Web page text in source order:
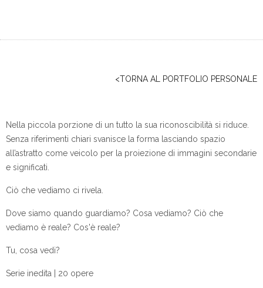
<TORNA AL PORTFOLIO PERSONALE
Nella piccola porzione di un tutto la sua riconoscibilità si riduce.
Senza riferimenti chiari svanisce la forma lasciando spazio
all’astratto come veicolo per la proiezione di immagini secondarie
e significati.
Ciò che vediamo ci rivela.
Dove siamo quando guardiamo? Cosa vediamo? Ciò che
vediamo è reale? Cos'è reale?
Tu, cosa vedi?
Serie inedita | 20 opere